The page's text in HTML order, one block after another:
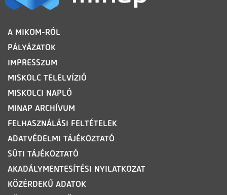
LÁBLÉC
A MIKOM-RÓL
PÁLYÁZATOK
IMPRESSZUM
MISKOLC TELELVÍZIÓ
MISKOLCI NAPLÓ
MINAP ARCHÍVUM
FELHASZNÁLÁSI FELTÉTELEK
ADATVÉDELMI TÁJÉKOZTATÓ
SÜTI TÁJÉKOZTATÓ
AKADÁLYMENTESÍTÉSI NYILATKOZAT
KÖZÉRDEKŰ ADATOK